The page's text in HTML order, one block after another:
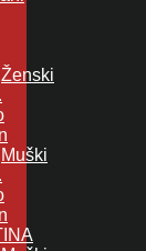
Ženski
Muški